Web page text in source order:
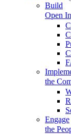
Build
Open
the
Engage
the